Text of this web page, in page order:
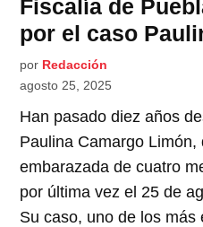
Fiscalía de
por el caso
por Redacción
agosto 25, 2025
Han pasado diez años
Paulina Camargo Limón,
embarazada de cuatro
por última vez el 25 de
Su caso, uno de los